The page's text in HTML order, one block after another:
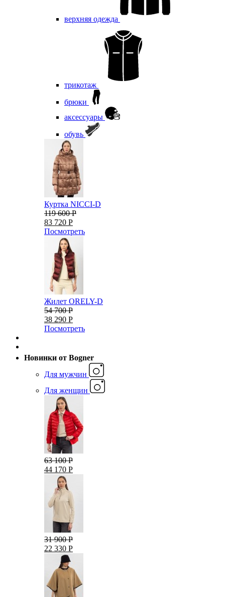
верхняя одежда
трикотаж
брюки
аксессуары
обувь
Куртка NICCI-D
119 600 Р
83 720 Р
Посмотреть
Жилет ORELY-D
54 700 Р
38 290 Р
Посмотреть
Новинки от Bogner
Для мужчин
Для женщин
63 100 Р
44 170 Р
31 900 Р
22 330 Р